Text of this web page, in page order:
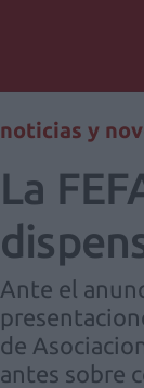
noticias y
La
Ante el
de
antes sobre